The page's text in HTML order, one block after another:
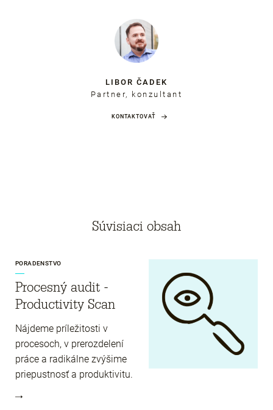
LIBOR ČADEK
Partner, konzultant
KONTAKTOVAŤ
Súvisiaci obsah
PORADENSTVO
Procesný audit -
Productivity Scan
Nájdeme príležitosti v
procesoch, v prerozdelení
práce a radikálne zvýšime
priepustnosť a produktivitu.